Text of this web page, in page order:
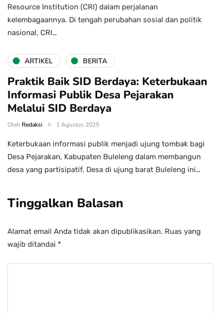
Resource Institution (CRI) dalam perjalanan
kelembagaannya. Di tengah perubahan sosial dan politik
nasional, CRI…
ARTIKEL BERITA
Praktik Baik SID Berdaya: Keterbukaan
Informasi Publik Desa Pejarakan
Melalui SID Berdaya
Oleh Redaksi 1 Agustus 2025
Keterbukaan informasi publik menjadi ujung tombak bagi
Desa Pejarakan, Kabupaten Buleleng dalam membangun
desa yang partisipatif. Desa di ujung barat Buleleng ini…
Tinggalkan Balasan
Alamat email Anda tidak akan dipublikasikan. Ruas yang
wajib ditandai *